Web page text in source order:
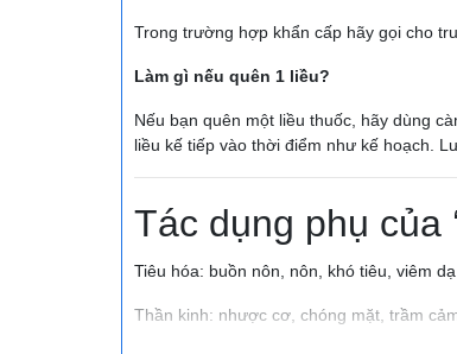
Trong trường hợp khẩn cấp hãy gọi cho
Làm gì nếu quên 1 liều?
Nếu bạn quên một liều thuốc, hãy dùng
liều kế tiếp vào thời điểm như kế hoạch.
Tác dụng phụ của
Tiêu hóa: buồn nôn, nôn, khó tiêu, viêm
Thần kinh: nhược cơ, chóng mặt, trầm